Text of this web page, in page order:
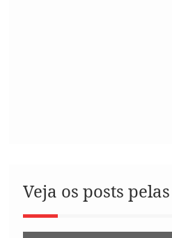
Veja os posts